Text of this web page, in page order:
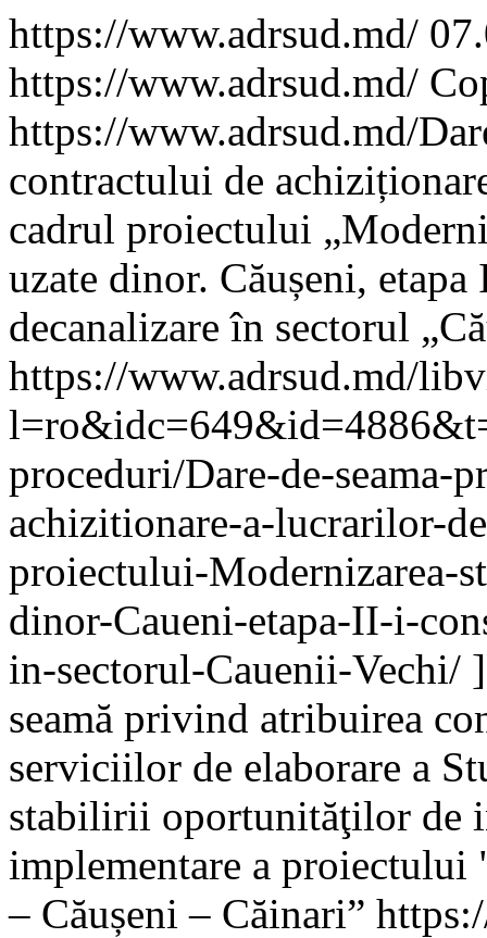
https://www.adrsud.md/
https://www.adrsud.md/
https://www.adrsud.md/
contractului de
cadrul proiectului
uzate dinor. Căușeni,
decanalizare în sectorul
https://www.adrsud.md/
proceduri/Dare-de-
achizitionare-a-lucrarilor-
proiectului-Modernizarea-
dinor-Caueni-etapa-II-i-
in-sectorul-Cauenii-Vechi/
seamă privind atribuirea
serviciilor de elaborare a
stabilirii oportunităţilor de
implementare a proiectului
– Căușeni – Căinari”